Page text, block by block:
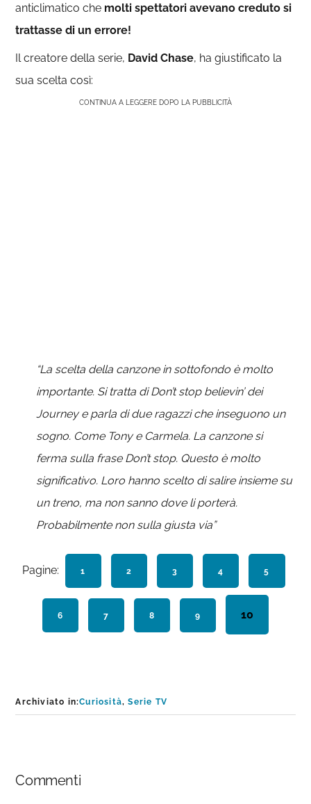
anticlimatico che molti spettatori avevano creduto si
trattasse di un errore!
Il creatore della serie, David Chase, ha giustificato la
sua scelta così:
CONTINUA A LEGGERE DOPO LA PUBBLICITÀ
“La scelta della canzone in sottofondo è molto
importante. Si tratta di Don’t stop believin’ dei
Journey e parla di due ragazzi che inseguono un
sogno. Come Tony e Carmela. La canzone si
ferma sulla frase Don’t stop. Questo è molto
significativo. Loro hanno scelto di salire insieme su
un treno, ma non sanno dove li porterà.
Probabilmente non sulla giusta via”
Pagine: PAGINA
1 PAGINA
2 PAGINA
3 PAGINA
4 PAGINA
5
PAGINA
6 PAGINA
7 PAGINA
8 PAGINA
9 Pagina
10
Archiviato in:Curiosità,Serie TV
del
Commenti